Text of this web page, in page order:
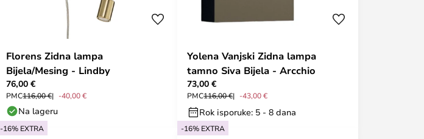
Florens Zidna lampa
Bijela/Mesing - Lindby
76,00 €
PMC116,00 € -40,00 €
Na lageru
Yolena Vanjski Zidna lampa
tamno Siva Bijela - Arcchio
73,00 €
PMC116,00 € -43,00 €
Rok isporuke: 5 - 8 dana
-16% EXTRA -16% EXTRA